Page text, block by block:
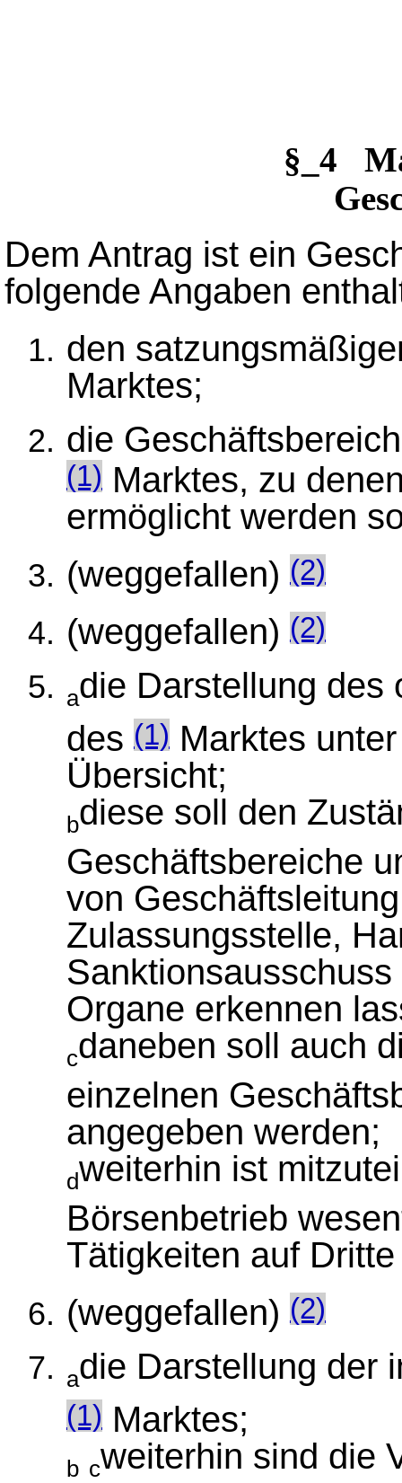
§_4
Dem Antrag ist ein
folgende Angaben
den
Marktes;
die
(1)Marktes, zu
ermöglicht werden
(weggefallen) (2)
(weggefallen) (2)
adie Darstellung des
des (1)Marktes
Übersicht;
bdiese soll den
Geschäftsbereiche
von
Zulassungsstelle,
Organe erkennen
cdaneben soll auch
einzelnen
angegeben werden;
dweiterhin ist
Börsenbetrieb
Tätigkeiten auf
(weggefallen) (2)
adie Darstellung der
(1)Marktes;
b cweiterhin sind die